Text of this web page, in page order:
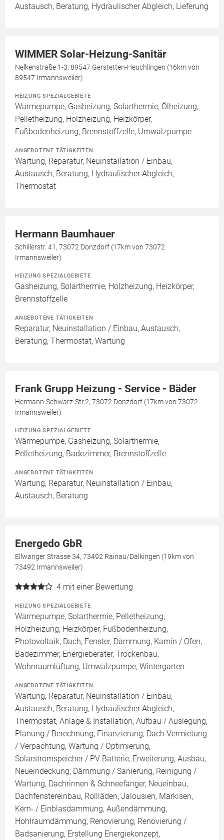
Austausch, Beratung, Hydraulischer Abgleich, Lieferung
WIMMER Solar-Heizung-Sanitär
Nelkenstraße 1-3, 89547 Gerstetten-Heuchlingen (16km von
89547 Irmannsweiler)
HEIZUNG SPEZIALGEBIETE
Wärmepumpe, Gasheizung, Solarthermie, Ölheizung,
Pelletheizung, Holzheizung, Heizkörper,
Fußbodenheizung, Brennstoffzelle, Umwälzpumpe
ANGEBOTENE TÄTIGKEITEN
Wartung, Reparatur, Neuinstallation / Einbau,
Austausch, Beratung, Hydraulischer Abgleich,
Thermostat
Hermann Baumhauer
Schillerstr. 41, 73072 Donzdorf (17km von 73072
Irmannsweiler)
HEIZUNG SPEZIALGEBIETE
Gasheizung, Solarthermie, Holzheizung, Heizkörper,
Brennstoffzelle
ANGEBOTENE TÄTIGKEITEN
Reparatur, Neuinstallation / Einbau, Austausch,
Beratung, Thermostat, Wartung
Frank Grupp Heizung - Service - Bäder
Hermann-Schwarz-Str.2, 73072 Donzdorf (17km von 73072
Irmannsweiler)
HEIZUNG SPEZIALGEBIETE
Wärmepumpe, Gasheizung, Solarthermie,
Pelletheizung, Badezimmer, Brennstoffzelle
ANGEBOTENE TÄTIGKEITEN
Wartung, Reparatur, Neuinstallation / Einbau,
Austausch, Beratung
Energedo GbR
Ellwanger Strasse 34, 73492 Rainau/Dalkingen (19km von
73492 Irmannsweiler)
4 mit einer Bewertung
HEIZUNG SPEZIALGEBIETE
Wärmepumpe, Solarthermie, Pelletheizung,
Holzheizung, Heizkörper, Fußbodenheizung,
Photovoltaik, Dach, Fenster, Dämmung, Kamin / Ofen,
Badezimmer, Energieberater, Trockenbau,
Wohnraumlüftung, Umwälzpumpe, Wintergarten
ANGEBOTENE TÄTIGKEITEN
Wartung, Reparatur, Neuinstallation / Einbau,
Austausch, Beratung, Hydraulischer Abgleich,
Thermostat, Anlage & Installation, Aufbau / Auslegung,
Planung / Berechnung, Finanzierung, Dach Vermietung
/ Verpachtung, Wartung / Optimierung,
Solarstromspeicher / PV Batterie, Erweiterung, Ausbau,
Neueindeckung, Dämmung / Sanierung, Reinigung /
Wartung, Dachrinnen & Schneefänger, Neueinbau,
Dachfenstereinbau, Rollläden, Jalousien, Markisen,
Kern- / Einblasdämmung, Außendämmung,
Hohlraumdämmung, Renovierung, Renovierung /
Badsanierung, Erstellung Energiekonzept,